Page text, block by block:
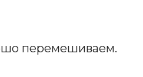
перемешиваем.